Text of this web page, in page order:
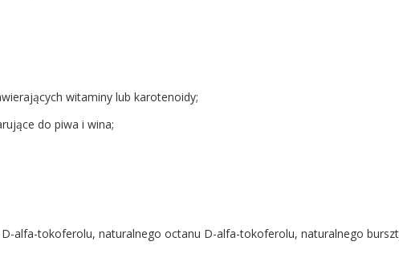
witaminy lub karotenoidy;
do piwa i wina;
alfa-tokoferolu, naturalnego octanu D-alfa-tokoferolu, naturalnego